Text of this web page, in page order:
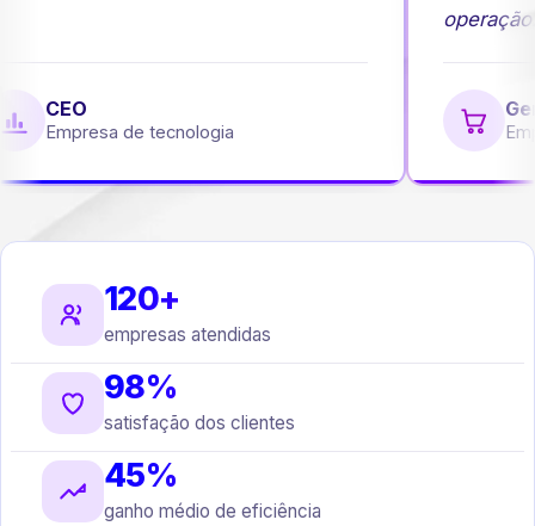
CEO
Empresa de tecnologia
120+
empresas atendidas
98%
satisfação dos clientes
45%
ganho médio de eficiência